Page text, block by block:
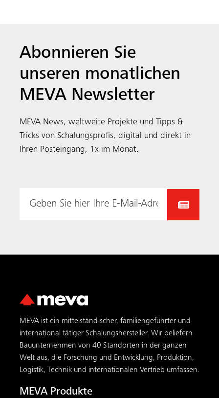
Abonnieren Sie
unseren monatlichen
MEVA Newsletter
MEVA News, weltweite Projekte und Tipps &
Tricks von Schalungsprofis, digital und direkt in
Ihren Posteingang, 1x im Monat.
MEVA ist ein mittelständischer, familiengeführter und
international tätiger Schalungs­hersteller. Wir beliefern
Bauunternehmen von 40 Standorten in der ganzen
Welt aus, die Forschung und Entwicklung, Produktion,
Logistik, Technik und internationalen Vertrieb umfassen.
MEVA Produkte